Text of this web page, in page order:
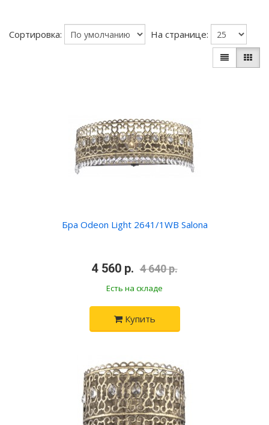
Сортировка: На странице:
Бра Odeon Light 2641/1WB Salona
4 560 р. 4 640 р.
Есть на складе
Купить